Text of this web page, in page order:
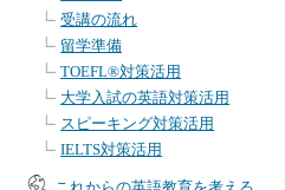
受講の流れ
留学準備
TOEFL®対策活用
大学入試の英語対策活用
スピーキング対策活用
IELTS対策活用